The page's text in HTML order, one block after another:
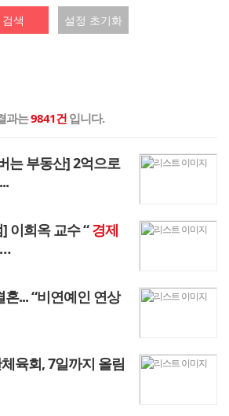
검색 설정 초기화
과는9841건 입니다.
는 부동산] 2억으로
이희옥 교수 “경제
... “비연예인 연상
체육회, 7일까지 올림